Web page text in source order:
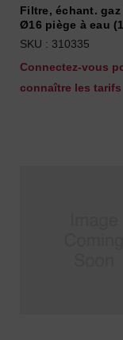
Filtre, échant. gaz
Ø16 piège à eau
SKU : 310335
Connectez-vous
connaître les tarifs